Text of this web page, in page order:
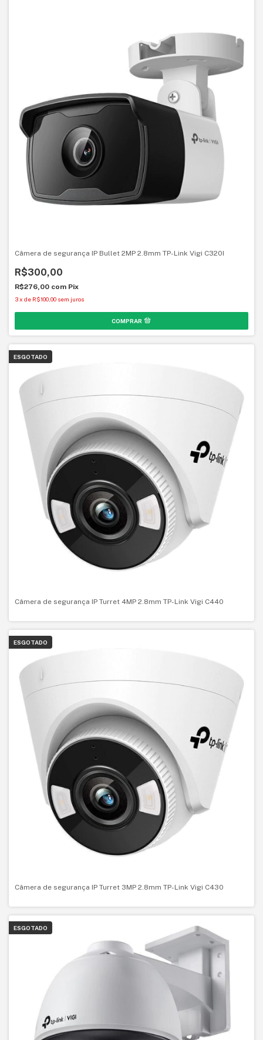
Câmera de segurança IP Bullet 2MP 2.8mm TP-Link Vigi C320I
R$300,00
R$276,00 com Pix
3x de R$100,00 sem juros
ESGOTADO
Câmera de segurança IP Turret 4MP 2.8mm TP-Link Vigi C440
ESGOTADO
Câmera de segurança IP Turret 3MP 2.8mm TP-Link Vigi C430
ESGOTADO